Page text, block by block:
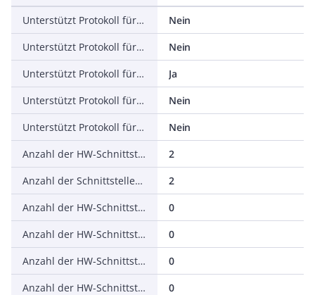
Unterstützt Protokoll für DeviceNet Safety
Nein
Unterstützt Protokoll für INTERBUS-Safety
Nein
Unterstützt Protokoll für PROFIsafe
Ja
Unterstützt Protokoll für SafetyBUS p
Nein
Unterstützt Protokoll für sonstige Bussysteme
Nein
Anzahl der HW-Schnittstellen Industrial Ethernet
2
Anzahl der Schnittstellen PROFINET
2
Anzahl der HW-Schnittstellen seriell RS-232
0
Anzahl der HW-Schnittstellen seriell RS-422
0
Anzahl der HW-Schnittstellen seriell RS-485
0
Anzahl der HW-Schnittstellen seriell TTY
0